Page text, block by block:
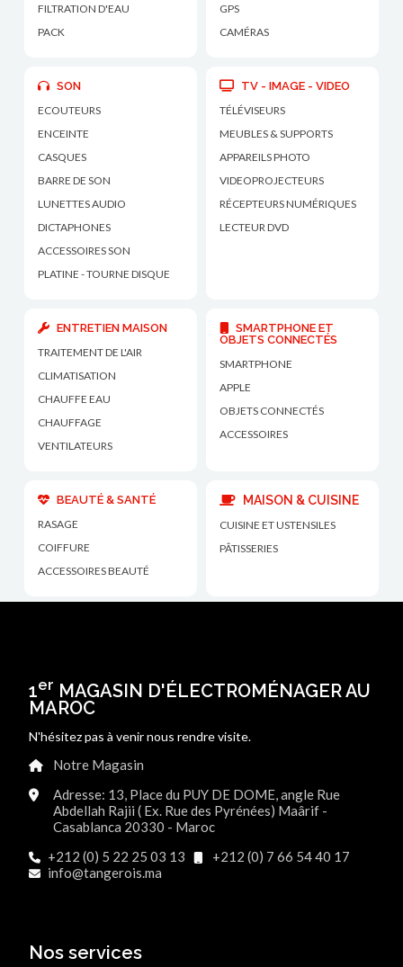
FILTRATION D'EAU
PACK
GPS
CAMÉRAS
SON
ECOUTEURS
ENCEINTE
CASQUES
BARRE DE SON
LUNETTES AUDIO
DICTAPHONES
ACCESSOIRES SON
PLATINE - TOURNE DISQUE
TV - IMAGE - VIDEO
TÉLÉVISEURS
MEUBLES & SUPPORTS
APPAREILS PHOTO
VIDEOPROJECTEURS
RÉCEPTEURS NUMÉRIQUES
LECTEUR DVD
ENTRETIEN MAISON
TRAITEMENT DE L'AIR
CLIMATISATION
CHAUFFE EAU
CHAUFFAGE
VENTILATEURS
SMARTPHONE ET
OBJETS CONNECTÉS
SMARTPHONE
APPLE
OBJETS CONNECTÉS
ACCESSOIRES
BEAUTÉ & SANTÉ
RASAGE
COIFFURE
ACCESSOIRES BEAUTÉ
MAISON & CUISINE
CUISINE ET USTENSILES
PÂTISSERIES
1er MAGASIN D'ÉLECTROMÉNAGER AU
MAROC
N'hésitez pas à venir nous rendre visite.
Notre Magasin
Adresse: 13, Place du PUY DE DOME, angle Rue
Abdellah Rajii ( Ex. Rue des Pyrénées) Maârif -
Casablanca 20330 - Maroc
+212 (0) 5 22 25 03 13
+212 (0) 7 66 54 40 17
info@tangerois.ma
Nos services